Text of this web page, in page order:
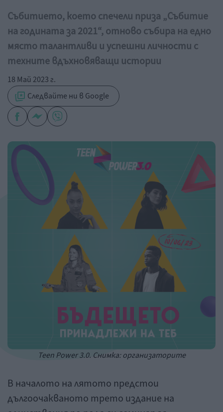
Събитието, което спечели приза „Събитие
на годината за 2021“, отново събира на едно
място талантливи и успешни личности с
техните вдъхновяващи истории
18 Май 2023 г.
Следвайте ни в Google
Teen Power 3.0. Снимка: организаторите
В началото на лятото предстои
дългоочакваното трето издание на